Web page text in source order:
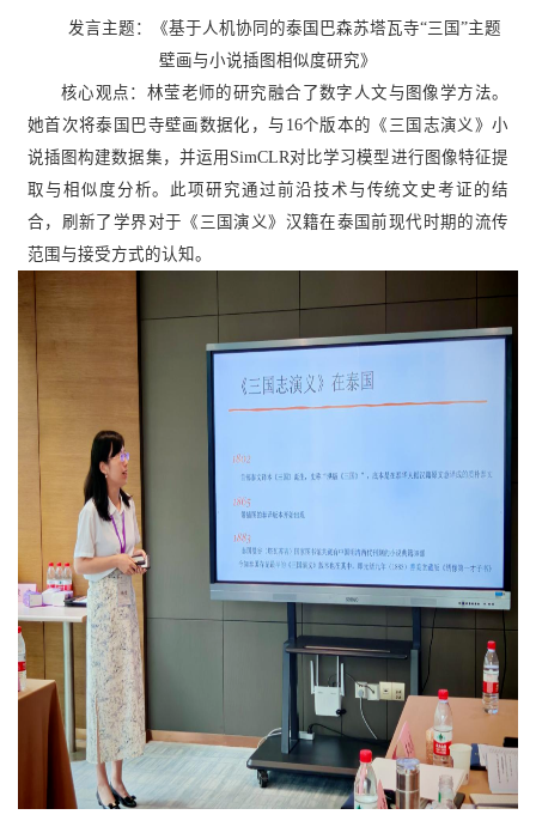
发言主题：《基于人机协同的泰国巴森苏塔瓦寺“三国”主题
壁画与小说插图相似度研究》
核心观点：林莹老师的研究融合了数字人文与图像学方法。
她首次将泰国巴寺壁画数据化，与16个版本的《三国志演义》小
说插图构建数据集，并运用SimCLR对比学习模型进行图像特征提
取与相似度分析。此项研究通过前沿技术与传统文史考证的结
合，刷新了学界对于《三国演义》汉籍在泰国前现代时期的流传
范围与接受方式的认知。